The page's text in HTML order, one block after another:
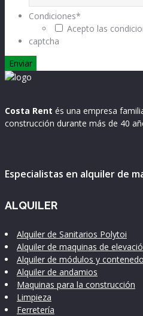
Condiciones*
Acepto las
captcha
Costa Rent és una empresa
construcción durante más de 40
Especialistas en alquiler de
ALQUILER
Alquiler de Sanitarios Polytoi
Alquiler de maquinas de
Alquiler de módulos y
Alquiler de andamios
Maquinas para la construcción
Limpieza
Ferretería